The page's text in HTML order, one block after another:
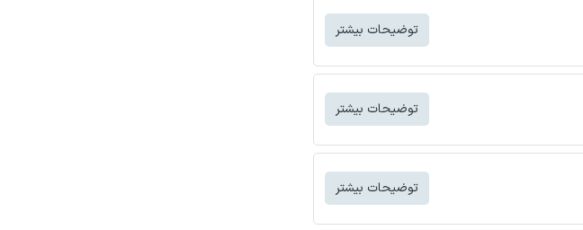
توضیحات بیشتر
توضیحات بیشتر
توضیحات بیشتر